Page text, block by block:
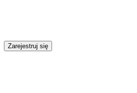
Zarejestruj się